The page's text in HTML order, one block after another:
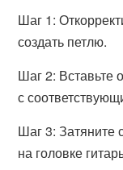
Шаг 1:
создать петлю.
Шаг 2: Вставьте
с
Шаг 3: Затяните
на головке